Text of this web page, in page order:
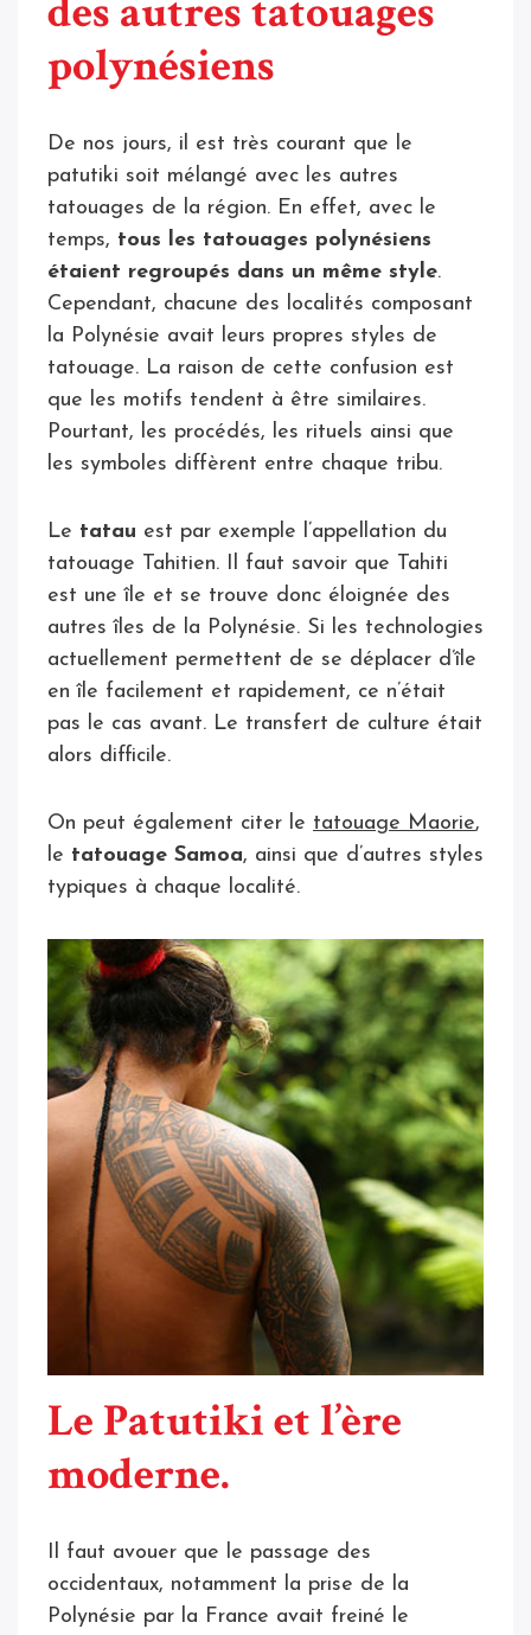
des autres tatouages
polynésiens
De nos jours, il est très courant que le
patutiki soit mélangé avec les autres
tatouages de la région. En effet, avec le
temps, tous les tatouages polynésiens
étaient regroupés dans un même style.
Cependant, chacune des localités composant
la Polynésie avait leurs propres styles de
tatouage. La raison de cette confusion est
que les motifs tendent à être similaires.
Pourtant, les procédés, les rituels ainsi que
les symboles diffèrent entre chaque tribu.
Le tatau est par exemple l’appellation du
tatouage Tahitien. Il faut savoir que Tahiti
est une île et se trouve donc éloignée des
autres îles de la Polynésie. Si les technologies
actuellement permettent de se déplacer d’île
en île facilement et rapidement, ce n’était
pas le cas avant. Le transfert de culture était
alors difficile.
On peut également citer le tatouage Maorie,
le tatouage Samoa, ainsi que d’autres styles
typiques à chaque localité.
Le Patutiki et l’ère
moderne.
Il faut avouer que le passage des
occidentaux, notamment la prise de la
Polynésie par la France avait freiné le